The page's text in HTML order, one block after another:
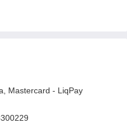
Mastercard - LiqPay